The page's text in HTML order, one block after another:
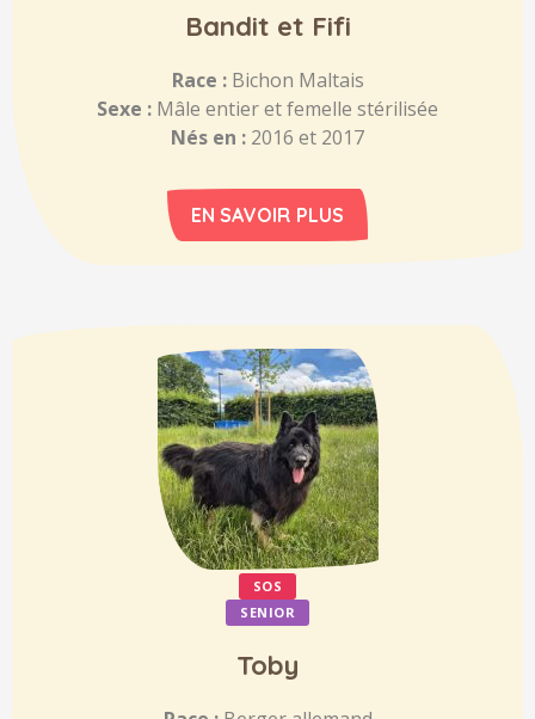
Bandit et Fifi
Race :Bichon Maltais
Sexe : Mâle entier et femelle stérilisée
Nés en : 2016 et 2017
EN SAVOIR PLUS
SOS
SENIOR
Toby